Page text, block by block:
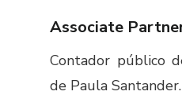
Associate
Contador público
de Paula Santander.